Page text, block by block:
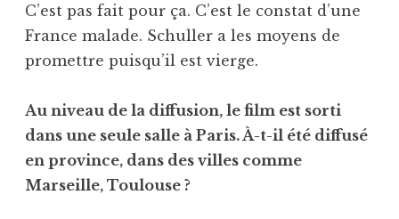
C’est pas fait pour ça. C’est le constat d’une
France malade. Schuller a les moyens de
promettre puisqu’il est vierge.
Au niveau de la diffusion, le film est sorti
dans une seule salle à Paris. À-t-il été diffusé
en province, dans des villes comme
Marseille, Toulouse ?